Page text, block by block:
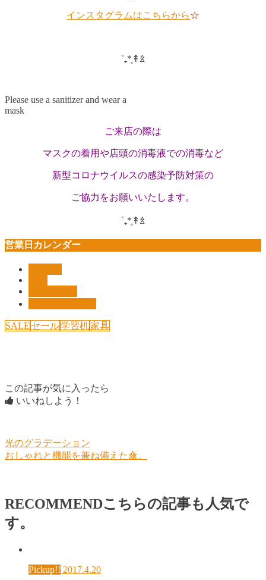
インスタグラムはこちらから☆
˚₊*̥↟ꊛ
Please use a sanitizer and wear a
mask
ご来店の際は
マスクの着用や店頭の消毒液での消毒など
新型コロナウイルスの感染予防対策の
ご協力をお願いいたします。
˚₊*̥↟ꊛ
営業日カレンダー
SALE セール学習机家具
この記事が気に入ったら
いいねしよう！
光のグラデーション
おしゃれと機能を兼ね備えた傘。
RECOMMENDこちらの記事も人気で
す。
Pickup!! 2017.4.20